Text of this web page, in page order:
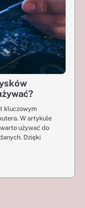
kluczowym
W artykule
używać do
Dzięki